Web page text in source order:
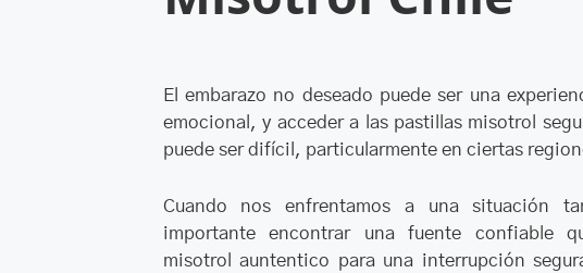
El embarazo no deseado puede ser una
emocional, y acceder a las pastillas misotrol
puede ser difícil, particularmente en ciertas
Cuando nos enfrentamos a una situación
importante encontrar una fuente confiable
misotrol auntentico para una interrupción